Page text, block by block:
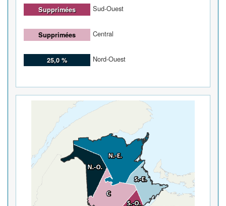
Supprimées Sud-Ouest
Supprimées Central
25,0 % Nord-Ouest